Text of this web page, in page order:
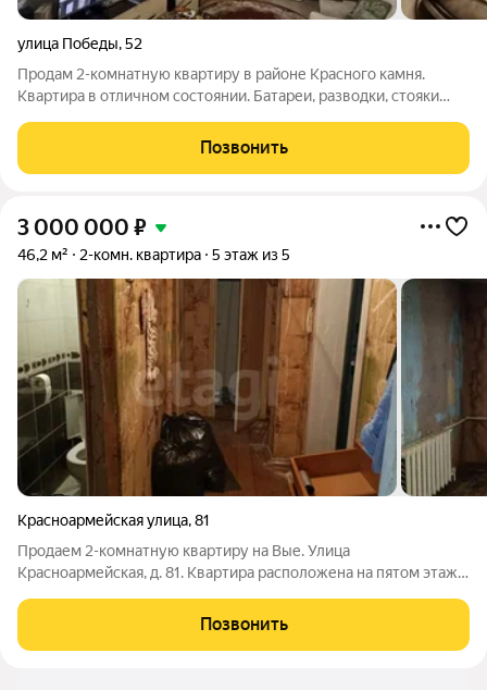
улица Победы,52
Продам 2-комнатную квартиру в районе Красного камня.
Квартира в отличном состоянии. Батареи, разводки, стояки
потолок натяжной. Двери межкомнатные новые. Шкаф,
прихожая, кухонный гарнитур и плита
Позвонить
3 000 000 ₽
46,2 м² 2-комн. квартира 5 этаж из 5
Красноармейская улица,81
Продаем 2-комнатную квартиру на Вые. Улица
Красноармейская, д. 81. Квартира расположена на пятом этаже.
с детьми. В квартире черновая отделка - можно реализовать
свои дизайнерские фантазии.
Позвонить